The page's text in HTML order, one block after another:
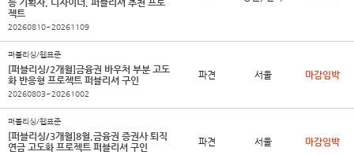
젝트
20260810~20261109
퍼블리싱/웹표준
[퍼블리싱/2개월]금융권 바우처 부분 고도
화 반응형 프로젝트 퍼블리셔 구인
20260803~20261002
파견 서울 마감임박
퍼블리싱/웹표준
[퍼블리싱/3개월]8월,금융권 증권사 퇴직
연금 고도화 프로젝트 퍼블리셔 구인
파견 서울 마감임박